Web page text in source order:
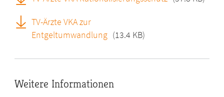
TV-Ärzte VKA zur
Entgeltumwandlung (13.4 KB)
Weitere Informationen